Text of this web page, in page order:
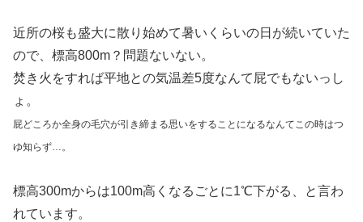
新潟が誇る「愛」と「義」に生きた天地人、直江兼続公が
開場したというすごいご縁がありました。
がかかります。
(オープン後はサイト料金に温泉利用料が含まれます)